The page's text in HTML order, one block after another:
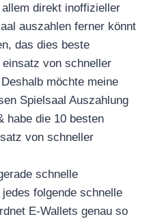
direkt inoffizieller
auszahlen ferner könnt
das dies beste
von schneller
möchte meine
Spielsaal Auszahlung
habe die 10 besten
von schneller
schnelle
folgende schnelle
E-Wallets genau so